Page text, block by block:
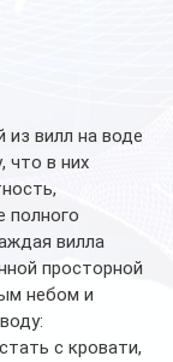
вилл на воде
что в них
полного
вилла
просторной
небом и
с кровати,